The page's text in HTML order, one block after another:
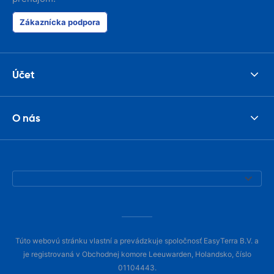
Zákaznícka podpora
Účet
O nás
Túto webovú stránku vlastní a prevádzkuje spoločnosť EasyTerra B.V. a
je registrovaná v Obchodnej komore Leeuwarden, Holandsko, číslo
01104443.